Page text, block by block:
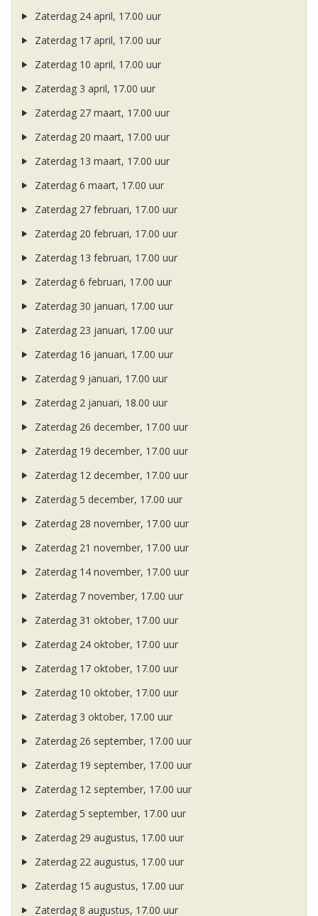
Zaterdag 24 april, 17.00 uur
Zaterdag 17 april, 17.00 uur
Zaterdag 10 april, 17.00 uur
Zaterdag 3 april, 17.00 uur
Zaterdag 27 maart, 17.00 uur
Zaterdag 20 maart, 17.00 uur
Zaterdag 13 maart, 17.00 uur
Zaterdag 6 maart, 17.00 uur
Zaterdag 27 februari, 17.00 uur
Zaterdag 20 februari, 17.00 uur
Zaterdag 13 februari, 17.00 uur
Zaterdag 6 februari, 17.00 uur
Zaterdag 30 januari, 17.00 uur
Zaterdag 23 januari, 17.00 uur
Zaterdag 16 januari, 17.00 uur
Zaterdag 9 januari, 17.00 uur
Zaterdag 2 januari, 18.00 uur
Zaterdag 26 december, 17.00 uur
Zaterdag 19 december, 17.00 uur
Zaterdag 12 december, 17.00 uur
Zaterdag 5 december, 17.00 uur
Zaterdag 28 november, 17.00 uur
Zaterdag 21 november, 17.00 uur
Zaterdag 14 november, 17.00 uur
Zaterdag 7 november, 17.00 uur
Zaterdag 31 oktober, 17.00 uur
Zaterdag 24 oktober, 17.00 uur
Zaterdag 17 oktober, 17.00 uur
Zaterdag 10 oktober, 17.00 uur
Zaterdag 3 oktober, 17.00 uur
Zaterdag 26 september, 17.00 uur
Zaterdag 19 september, 17.00 uur
Zaterdag 12 september, 17.00 uur
Zaterdag 5 september, 17.00 uur
Zaterdag 29 augustus, 17.00 uur
Zaterdag 22 augustus, 17.00 uur
Zaterdag 15 augustus, 17.00 uur
Zaterdag 8 augustus, 17.00 uur